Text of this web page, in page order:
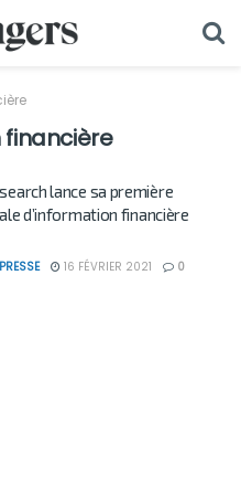
lance sa première
d’information financière
16 FÉVRIER 2021 0